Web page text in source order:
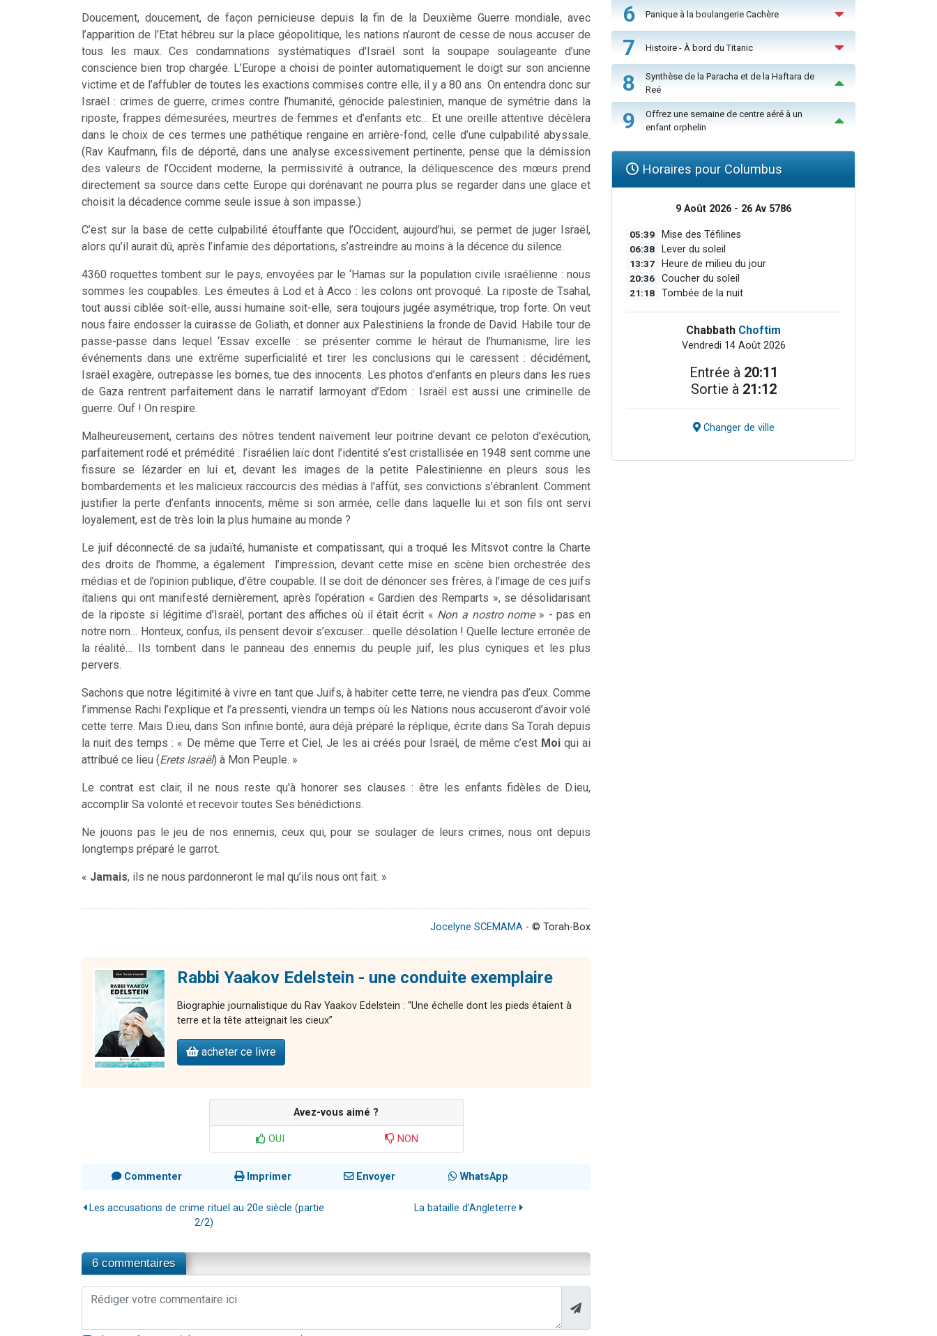
Doucement, doucement, de façon pernicieuse depuis la fin de la Deuxième Guerre mondiale, avec
l’apparition de l’Etat hébreu sur la place géopolitique, les nations n’auront de cesse de nous accuser de
tous les maux. Ces condamnations systématiques d'Israël sont la soupape soulageante d’une
conscience bien trop chargée. L’Europe a choisi de pointer automatiquement le doigt sur son ancienne
victime et de l’affubler de toutes les exactions commises contre elle, il y a 80 ans. On entendra donc sur
Israël : crimes de guerre, crimes contre l’humanité, génocide palestinien, manque de symétrie dans la
riposte, frappes démesurées, meurtres de femmes et d’enfants etc… Et une oreille attentive décèlera
dans le choix de ces termes une pathétique rengaine en arrière-fond, celle d’une culpabilité abyssale.
(Rav Kaufmann, fils de déporté, dans une analyse excessivement pertinente, pense que la démission
des valeurs de l’Occident moderne, la permissivité à outrance, la déliquescence des mœurs prend
directement sa source dans cette Europe qui dorénavant ne pourra plus se regarder dans une glace et
choisit la décadence comme seule issue à son impasse.)
C’est sur la base de cette culpabilité étouffante que l’Occident, aujourd’hui, se permet de juger Israël,
alors qu’il aurait dû, après l’infamie des déportations, s’astreindre au moins à la décence du silence.
4360 roquettes tombent sur le pays, envoyées par le ‘Hamas sur la population civile israélienne : nous
sommes les coupables. Les émeutes à Lod et à Acco : les colons ont provoqué. La riposte de Tsahal,
tout aussi ciblée soit-elle, aussi humaine soit-elle, sera toujours jugée asymétrique, trop forte. On veut
nous faire endosser la cuirasse de Goliath, et donner aux Palestiniens la fronde de David. Habile tour de
passe-passe dans lequel ‘Essav excelle : se présenter comme le héraut de l’humanisme, lire les
événements dans une extrême superficialité et tirer les conclusions qui le caressent : décidément,
Israël exagère, outrepasse les bornes, tue des innocents. Les photos d’enfants en pleurs dans les rues
de Gaza rentrent parfaitement dans le narratif larmoyant d’Edom : Israël est aussi une criminelle de
guerre. Ouf ! On respire.
Malheureusement, certains des nôtres tendent naïvement leur poitrine devant ce peloton d’exécution,
parfaitement rodé et prémédité : l’israélien laïc dont l’identité s’est cristallisée en 1948 sent comme une
fissure se lézarder en lui et, devant les images de la petite Palestinienne en pleurs sous les
bombardements et les malicieux raccourcis des médias à l'affût, ses convictions s’ébranlent. Comment
justifier la perte d’enfants innocents, même si son armée, celle dans laquelle lui et son fils ont servi
loyalement, est de très loin la plus humaine au monde ?
Le juif déconnecté de sa judaïté, humaniste et compatissant, qui a troqué les Mitsvot contre la Charte
des droits de l’homme, a également l’impression, devant cette mise en scène bien orchestrée des
médias et de l’opinion publique, d’être coupable. Il se doit de dénoncer ses frères, à l'image de ces juifs
italiens qui ont manifesté dernièrement, après l’opération « Gardien des Remparts », se désolidarisant
de la riposte si légitime d’Israël, portant des affiches où il était écrit « Non a nostro nome» - pas en
notre nom… Honteux, confus, ils pensent devoir s’excuser… quelle désolation ! Quelle lecture erronée de
la réalité… Ils tombent dans le panneau des ennemis du peuple juif, les plus cyniques et les plus
pervers.
Sachons que notre légitimité à vivre en tant que Juifs, à habiter cette terre, ne viendra pas d’eux. Comme
l’immense Rachi l’explique et l’a pressenti, viendra un temps où les Nations nous accuseront d’avoir volé
cette terre. Mais D.ieu, dans Son infinie bonté, aura déjà préparé la réplique, écrite dans Sa Torah depuis
la nuit des temps : « De même que Terre et Ciel, Je les ai créés pour Israël, de même c’est Moiqui ai
attribué ce lieu (Erets Israël) à Mon Peuple. »
Le contrat est clair, il ne nous reste qu'à honorer ses clauses : être les enfants fidèles de D.ieu,
accomplir Sa volonté et recevoir toutes Ses bénédictions.
Ne jouons pas le jeu de nos ennemis, ceux qui, pour se soulager de leurs crimes, nous ont depuis
longtemps préparé le garrot.
« Jamais, ils ne nous pardonneront le mal qu’ils nous ont fait. »
Jocelyne SCEMAMA - © Torah-Box
Rabbi Yaakov Edelstein - une conduite exemplaire
Biographie journalistique du Rav Yaakov Edelstein : “Une échelle dont les pieds étaient à
terre et la tête atteignait les cieux”
acheter ce livre
Avez-vous aimé ?
OUI NON
Commenter Imprimer Envoyer WhatsApp
Les accusations de crime rituel au 20e siècle (partie
2/2)
La bataille d’Angleterre
6 commentaires
6 Panique à la boulangerie Cachère
7 Histoire - À bord du Titanic
8
Synthèse de la Paracha et de la Haftara de
Reé
9
Offrez une semaine de centre aéré à un
enfant orphelin
Horaires pour Columbus
9 Août 2026 - 26 Av 5786
05:39 Mise des Téfilines
06:38 Lever du soleil
13:37 Heure de milieu du jour
20:36 Coucher du soleil
21:18 Tombée de la nuit
Chabbath Choftim
Vendredi 14 Août 2026
Entrée à 20:11
Sortie à 21:12
Changer de ville